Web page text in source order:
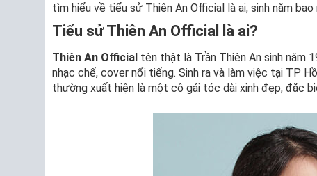
tìm hiểu về tiểu sử Thiên An Official là ai, sinh năm
Tiểu sử Thiên An Official là ai?
Thiên An Official tên thật là Trần Thiên An sinh năm
nhạc chế, cover nổi tiếng. Sinh ra và làm việc tại TP
thường xuất hiện là một cô gái tóc dài xinh đẹp, đặc